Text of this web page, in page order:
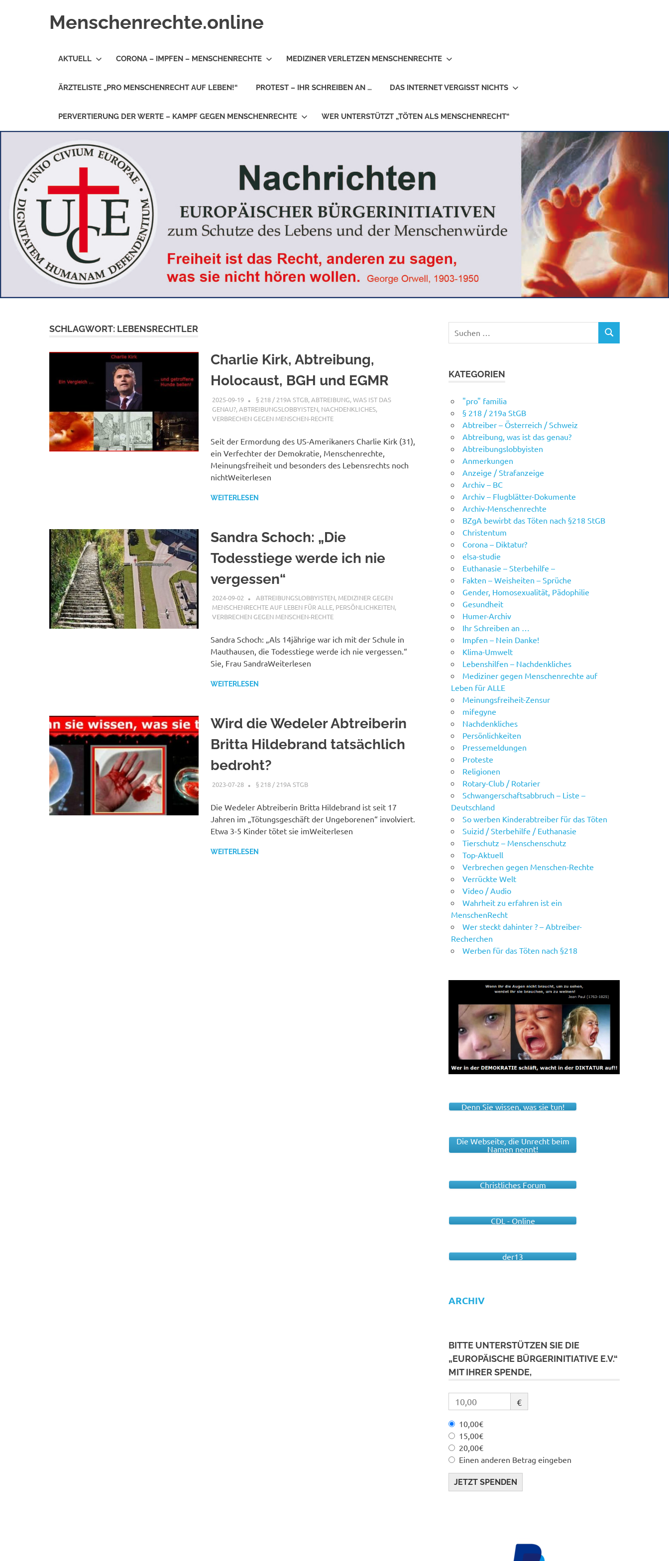
Menschenrechte.online
alle
Geborene
AKTUELL CORONA – IMPFEN – MENSCHENRECHTE MEDIZINER VERLETZEN MENSCHENRECHTE
ÄRZTELISTE „PRO MENSCHENRECHT AUF LEBEN!“ PROTEST – IHR SCHREIBEN AN … DAS INTERNET VERGISST NICHTS
PERVERTIERUNG DER WERTE – KAMPF GEGEN MENSCHENRECHTE WER UNTERSTÜTZT „TÖTEN ALS MENSCHENRECHT“
SCHLAGWORT: LEBENSRECHTLER
Charlie Kirk, Abtreibung,
Holocaust, BGH und EGMR
2025-09-19 XX
§ 218 / 219A STGB,ABTREIBUNG, WAS IST DAS
GENAU?,ABTREIBUNGSLOBBYISTEN, NACHDENKLICHES,
VERBRECHEN GEGEN MENSCHEN-RECHTE
Seit der Ermordung des US-Amerikaners Charlie Kirk (31),
ein Verfechter der Demokratie, Menschenrechte,
Meinungsfreiheit und besonders des Lebensrechts noch
nichtWeiterlesen
WEITERLESEN
Sandra Schoch: „Die
Todesstiege werde ich nie
vergessen“
2024-09-02 XX
ABTREIBUNGSLOBBYISTEN, MEDIZINER GEGEN
MENSCHENRECHTE AUF LEBEN FÜR ALLE, PERSÖNLICHKEITEN,
VERBRECHEN GEGEN MENSCHEN-RECHTE
Sandra Schoch: „Als 14jährige war ich mit der Schule in
Mauthausen, die Todesstiege werde ich nie vergessen.“
Sie, Frau SandraWeiterlesen
WEITERLESEN
Wird die Wedeler Abtreiberin
Britta Hildebrand tatsächlich
bedroht?
2023-07-28 XX
§ 218 / 219A STGB
Die Wedeler Abtreiberin Britta Hildebrand ist seit 17
Jahren im „Tötungsgeschäft der Ungeborenen“ involviert.
Etwa 3-5 Kinder tötet sie imWeiterlesen
WEITERLESEN
Suchen
SUCHEN
KATEGORIEN
"pro" familia
§ 218 / 219a StGB
Abtreiber – Österreich / Schweiz
Abtreibung, was ist das genau?
Abtreibungslobbyisten
Anmerkungen
Anzeige / Strafanzeige
Archiv – BC
Archiv – Flugblätter-Dokumente
Archiv-Menschenrechte
BZgA bewirbt das Töten nach §218 StGB
Christentum
Corona – Diktatur?
elsa-studie
Euthanasie – Sterbehilfe –
Fakten – Weisheiten – Sprüche
Gender, Homosexualität, Pädophilie
Gesundheit
Humer-Archiv
Ihr Schreiben an …
Impfen – Nein Danke!
Klima-Umwelt
Lebenshilfen – Nachdenkliches
Mediziner gegen Menschenrechte auf
Leben für ALLE
Meinungsfreiheit-Zensur
mifegyne
Nachdenkliches
Persönlichkeiten
Pressemeldungen
Proteste
Religionen
Rotary-Club / Rotarier
Schwangerschaftsabbruch – Liste –
Deutschland
So werben Kinderabtreiber für das Töten
Suizid / Sterbehilfe / Euthanasie
Tierschutz – Menschenschutz
Top-Aktuell
Verbrechen gegen Menschen-Rechte
Verrückte Welt
Video / Audio
Wahrheit zu erfahren ist ein
MenschenRecht
Wer steckt dahinter ? – Abtreiber-
Recherchen
Werben für das Töten nach §218
Denn Sie wissen, was sie tun!
Die Webseite, die Unrecht beim
Namen nennt!
Christliches Forum
CDL - Online
der13
ARCHIV
BITTE UNTERSTÜTZEN SIE DIE
„EUROPÄISCHE BÜRGERINITIATIVE E.V.“
MIT IHRER SPENDE,
€
10,00€
15,00€
20,00€
Einen anderen Betrag eingeben
JETZT SPENDEN